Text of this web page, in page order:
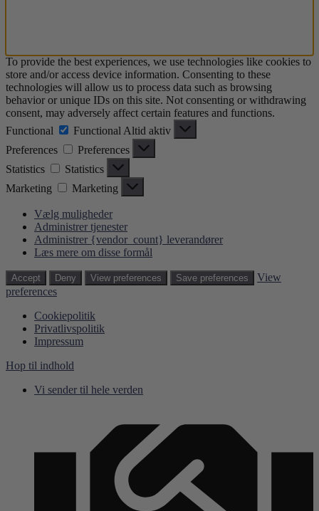
To provide the best experiences, we use technologies like cookies to
store and/or access device information. Consenting to these
technologies will allow us to process data such as browsing
behavior or unique IDs on this site. Not consenting or withdrawing
consent, may adversely affect certain features and functions.
Functional
Functional Altid aktiv
Preferences
Preferences
Statistics
Statistics
Marketing
Marketing
Vælg muligheder
Administrer tjenester
Administrer {vendor_count} leverandører
Læs mere om disse formål
Accept Deny View preferences Save preferences
View
preferences
Cookiepolitik
Privatlivspolitik
Impressum
Hop til indhold
Vi sender til hele verden